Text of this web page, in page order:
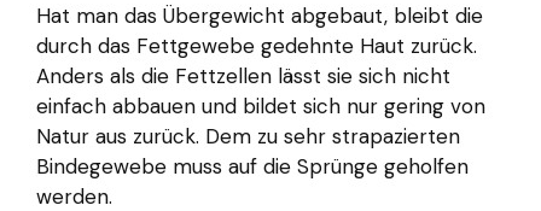
Hat man das Übergewicht abgebaut, bleibt die
durch das Fettgewebe gedehnte Haut zurück.
Anders als die Fettzellen lässt sie sich nicht
einfach abbauen und bildet sich nur gering von
Natur aus zurück. Dem zu sehr strapazierten
Bindegewebe muss auf die Sprünge geholfen
werden.